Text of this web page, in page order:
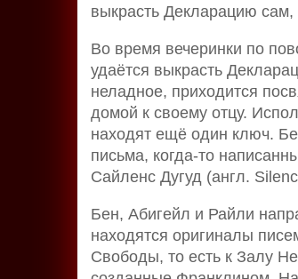
выкрасть Декларацию
Во время вечеринки по
удаётся выкрасть
неладное, приходится
домой к своему отцу.
находят ещё один ключ.
письма, когда-то
Сайленс Дугуд (англ.
Бен, Абигейл и Райли
находятся оригиналы
Свободы, то есть к Залу